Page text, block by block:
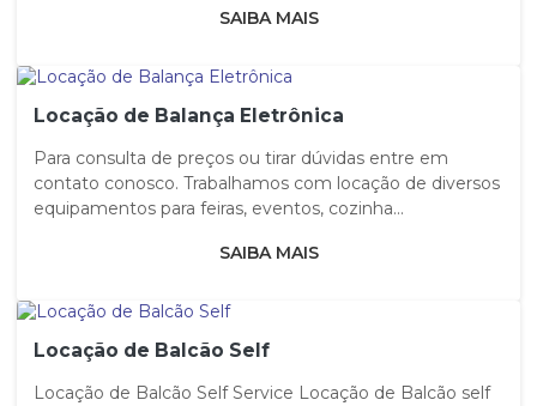
SAIBA MAIS
Locação de Balança Eletrônica
Para consulta de preços ou tirar dúvidas entre em
contato conosco. Trabalhamos com locação de diversos
equipamentos para feiras, eventos, cozinha...
SAIBA MAIS
Locação de Balcão Self
Locação de Balcão Self Service Locação de Balcão self